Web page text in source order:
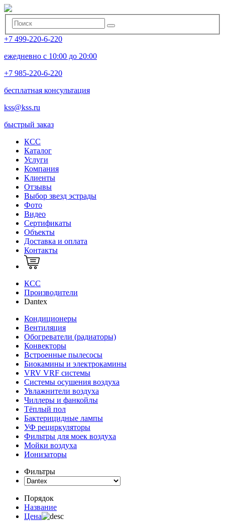
+7 499-220-6-220
ежедневно с 10:00 до 20:00
+7 985-220-6-220
бесплатная консультация
kss@kss.ru
быстрый заказ
КСС
Каталог
Услуги
Компания
Клиенты
Oтзывы
Выбор звезд эстрады
Фото
Видео
Сертификаты
Объекты
Доставка и оплата
Контакты
КСС
Производители
Dantex
Кондиционеры
Вентиляция
Обогреватели (радиаторы)
Конвекторы
Встроенные пылесосы
Биокамины и электрокамины
VRV VRF системы
Системы осушения воздуха
Увлажнители воздуха
Чиллеры и фанкойлы
Тёплый пол
Бактерицидные лампы
УФ рециркуляторы
Фильтры для моек воздуха
Мойки воздуха
Ионизаторы
Фильтры
Порядок
Название
Цена